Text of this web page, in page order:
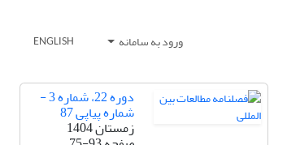
ورود به سامانه ENGLISH
دوره 22، شماره 3 -
شماره پیاپی 87
زمستان 1404